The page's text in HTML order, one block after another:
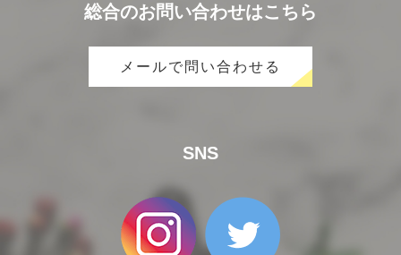
総合のお問い合わせはこちら
メールで問い合わせる
SNS